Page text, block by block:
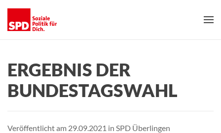
Skip to main content
ERGEBNIS DER
BUNDESTAGSWAHL
Veröffentlicht am 29.09.2021 in SPD Überlingen